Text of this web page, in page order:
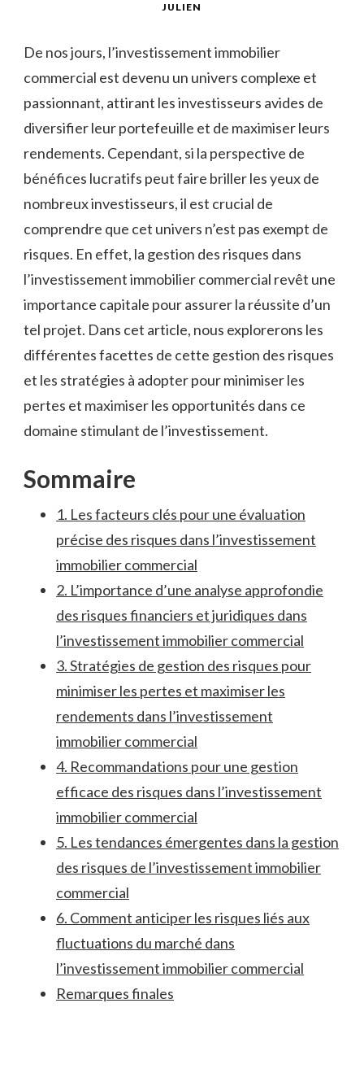
JULIEN
De nos jours, ‍l’investissement immobilier⁢
commercial est devenu⁣ un univers complexe et
passionnant, attirant⁤ les​ investisseurs avides de
⁤diversifier leur ⁤portefeuille et‌ de maximiser leurs​
rendements. Cependant, si la perspective de
bénéfices lucratifs peut faire ⁤briller⁤ les​ yeux de
nombreux ⁤investisseurs, il est crucial de
comprendre⁤ que cet univers n’est pas exempt de
risques. En effet, la gestion des risques dans‌
l’investissement ⁤immobilier ‌commercial revêt une⁣
importance⁤ capitale pour‍ assurer la réussite d’un
tel projet. Dans cet⁢ article, nous ⁣explorerons les
différentes facettes de ⁣cette gestion des risques
et les stratégies ‌à adopter pour​ minimiser les
pertes⁣ et maximiser les opportunités‌ dans ce
domaine stimulant de l’investissement.
Sommaire
1.‌ Les facteurs⁤ clés pour ⁣une évaluation
précise‌ des risques dans l’investissement
immobilier commercial
2. L’importance d’une analyse approfondie
des risques financiers ​et juridiques dans
l’investissement ‌immobilier commercial
3. Stratégies de gestion des risques pour
minimiser les pertes et ‌maximiser ‌les
‍rendements‌ dans l’investissement
⁢immobilier commercial
4. Recommandations⁣ pour une gestion
efficace ‌des risques dans l’investissement
‌immobilier commercial
5. Les tendances émergentes ⁣dans la gestion
des risques ⁤de l’investissement immobilier
commercial
6. Comment anticiper les risques liés aux
fluctuations ‌du marché dans
l’investissement immobilier ‍commercial
Remarques finales